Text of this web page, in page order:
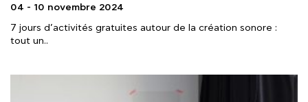
04 - 10 novembre 2024
7 jours d’activités gratuites autour de la création sonore :
tout un..